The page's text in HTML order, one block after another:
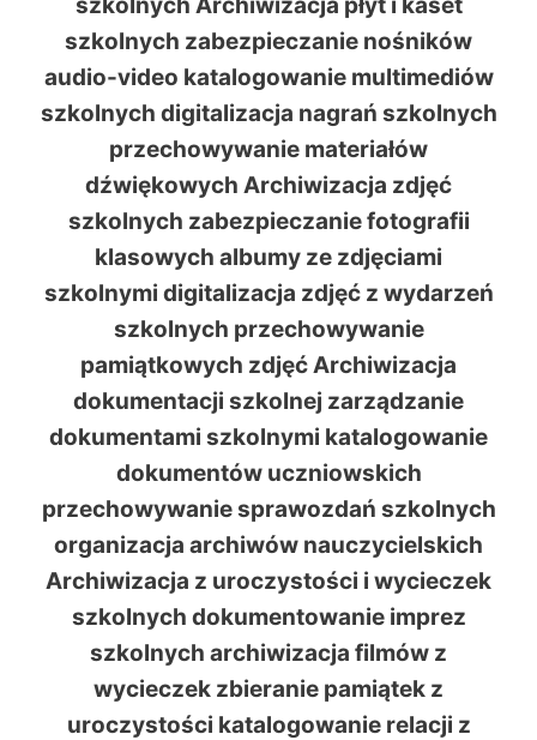
szkolnych zabezpieczanie nośników
audio-video katalogowanie multimediów
szkolnych digitalizacja nagrań szkolnych
przechowywanie materiałów
dźwiękowych Archiwizacja zdjęć
szkolnych zabezpieczanie fotografii
klasowych albumy ze zdjęciami
szkolnymi digitalizacja zdjęć z wydarzeń
szkolnych przechowywanie
pamiątkowych zdjęć Archiwizacja
dokumentacji szkolnej zarządzanie
dokumentami szkolnymi katalogowanie
dokumentów uczniowskich
przechowywanie sprawozdań szkolnych
organizacja archiwów nauczycielskich
Archiwizacja z uroczystości i wycieczek
szkolnych dokumentowanie imprez
szkolnych archiwizacja filmów z
wycieczek zbieranie pamiątek z
uroczystości katalogowanie relacji z